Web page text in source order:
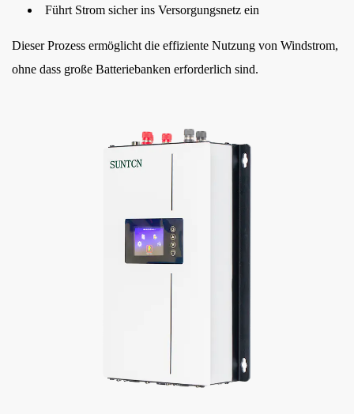
und
Wartungstipps
Führt Strom sicher ins Versorgungsnetz ein
Dieser Prozess ermöglicht die effiziente Nutzung von Windstrom,
ohne dass große Batteriebanken erforderlich sind.